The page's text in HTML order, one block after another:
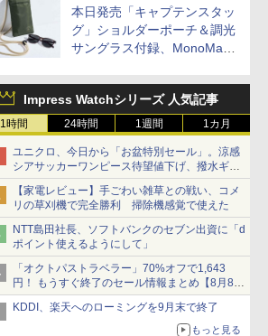
本日発売「キャプテンスタッ
グ」ショルダーポーチ＆調光
サングラス付録、MonoMax
Impress Watchシリーズ 人気記事
1時間 24時間 1週間 1カ月
ユニクロ、今日から「お盆特別セール」。涼感
シアサッカーワンピース待望値下げ、撥水ギア
ショーツは1990円に
【家電レビュー】手ごわい雑草との戦い、コメ
リの草刈機で完全勝利 掃除機感覚で使えた
NTT島田社長、ソフトバンクのセブン出資に「d
ポイント使えるようにして」
「オクトパストラベラー」70%オフで1,643
円！ もうすぐ終了のセール情報まとめ【8月8日
更新】
ニンテンドーeショップでは「大神 絶景版」が
KDDI、楽天へのローミングを9月末で終了
もっと見る